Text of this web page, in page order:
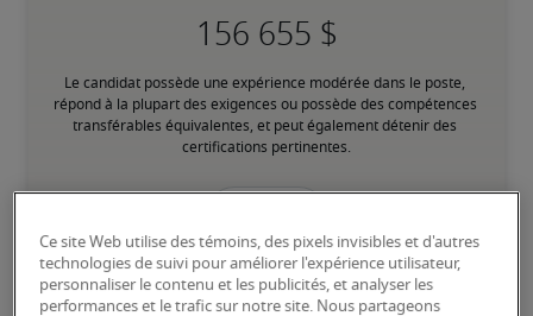
Le candidat possède une expérience modérée dans le poste,
répond à la plupart des exigences ou possède des compétences
transférables équivalentes, et peut également détenir des
certifications pertinentes.
Ce site Web utilise des témoins, des pixels invisibles et d'autres
technologies de suivi pour améliorer l'expérience utilisateur,
personnaliser le contenu et les publicités, et analyser les
performances et le trafic sur notre site. Nous partageons